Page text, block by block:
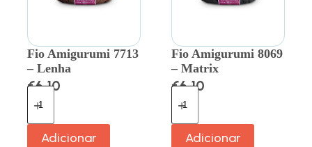
Fio Amigurumi 7713
– Lenha
€6.10
Adicionar
Fio Amigurumi 8069
– Matrix
€6.10
Adicionar